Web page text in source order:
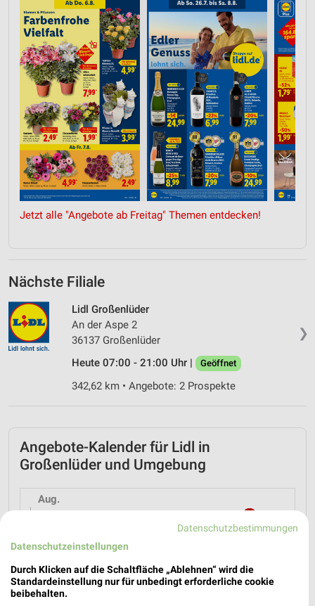
Jetzt alle "Angebote ab Freitag" Themen entdecken!
Nächste Filiale
❯
Lidl Großenlüder
An der Aspe 2
36137 Großenlüder
Heute 07:00 - 21:00 Uhr |
Geöffnet
342,62 km • Angebote: 2 Prospekte
Angebote-Kalender für Lidl in
Großenlüder und Umgebung
Aug.
08
Datenschutzbestimmungen
Datenschutzeinstellungen
Durch Klicken auf die Schaltfläche „Ablehnen“ wird die
Standardeinstellung nur für unbedingt erforderliche cookie
beibehalten.